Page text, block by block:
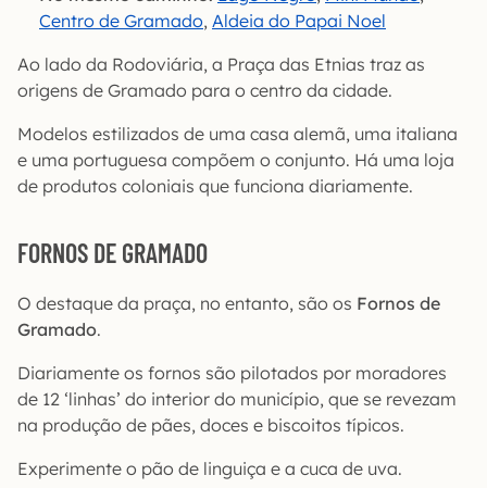
Centro de Gramado, Aldeia do Papai Noel
Ao lado da Rodoviária, a Praça das Etnias traz as
origens de Gramado para o centro da cidade.
Modelos estilizados de uma casa alemã, uma italiana
e uma portuguesa compõem o conjunto. Há uma loja
de produtos coloniais que funciona diariamente.
FORNOS DE GRAMADO
O destaque da praça, no entanto, são os Fornos de
Gramado.
Diariamente os fornos são pilotados por moradores
de 12 ‘linhas’ do interior do município, que se revezam
na produção de pães, doces e biscoitos típicos.
Experimente o pão de linguiça e a cuca de uva.